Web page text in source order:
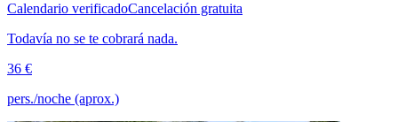
Calendario verificadoCancelación gratuita
Todavía no se te cobrará nada.
36 €
pers./noche (aprox.)